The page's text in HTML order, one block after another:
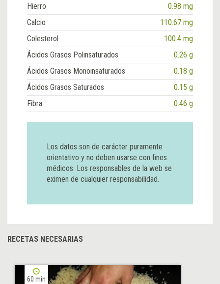
Hierro
0.98 mg
Calcio
110.67 mg
Colesterol
100.4 mg
Ácidos Grasos Polinsaturados
0.26 g
Ácidos Grasos Monoinsaturados
0.18 g
Ácidos Grasos Saturados
0.15 g
Fibra
0.46 g
Los datos son de carácter puramente
orientativo y no deben usarse con fines
médicos. Los responsables de la web se
eximen de cualquier responsabilidad.
RECETAS NECESARIAS
60 min